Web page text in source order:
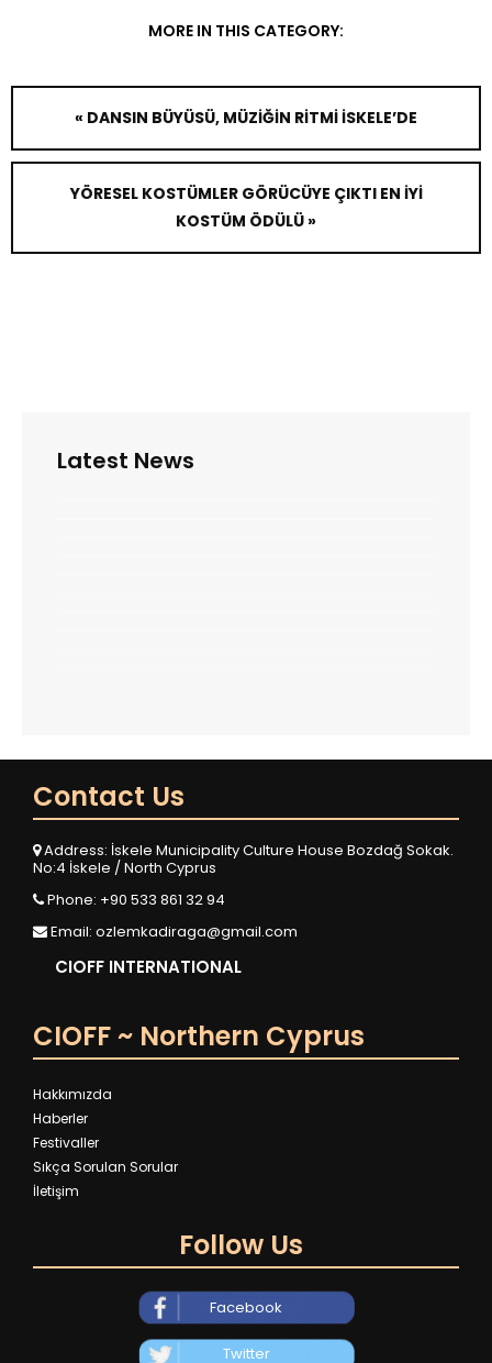
MORE IN THIS CATEGORY:
« DANSIN BÜYÜSÜ, MÜZİĞİN RİTMİ İSKELE’DE
YÖRESEL KOSTÜMLER GÖRÜCÜYE ÇIKTI EN İYİ
KOSTÜM ÖDÜLÜ »
Latest News
Contact Us
Address: İskele Municipality Culture House Bozdağ Sokak.
No:4 İskele / North Cyprus
Phone: +90 533 861 32 94
Email: ozlemkadiraga@gmail.com
CIOFF INTERNATIONAL
CIOFF ~ Northern Cyprus
Hakkımızda
Haberler
Festivaller
Sıkça Sorulan Sorular
İletişim
Follow Us
Facebook
Twitter